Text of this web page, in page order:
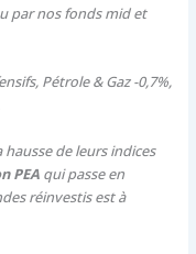
par nos fonds mid et
Pétrole & Gaz -0,7%,
de leurs indices
PEA qui passe en
réinvestis est à